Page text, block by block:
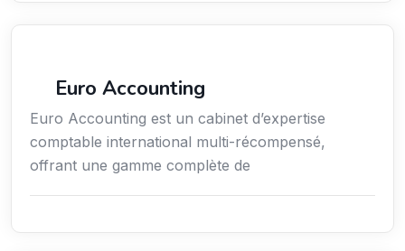
Euro Accounting
Euro Accounting est un cabinet d’expertise
comptable international multi-récompensé,
offrant une gamme complète de